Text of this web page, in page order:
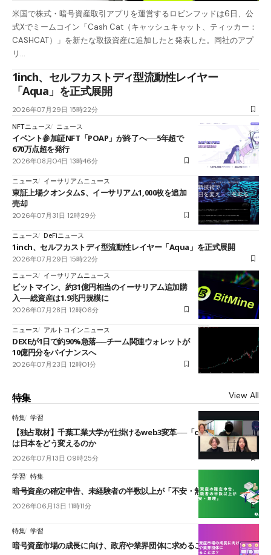
米国で株式・暗号資産取引アプリを運営するロビンフッドは6日、公
式Xでミームコイン「Cash Cat（キャッシュキャット、ティッカー：
CASHCAT）」を新たな取扱資産に追加したと発表した。同社のアプ
リ…
1inch、セルフカストディ型流動性レイヤー
「Aqua」を正式展開
2026年07月29日 15時22分
NFTニュース
ニュース
イベント参加証NFT「POAP」が終了へ──5年超で
670万点超を発行
2026年08月04日 13時46分
ニュース イーサリアムニュース
東証上場クオンタムS、イーサリアム1,000枚を追加
売却
2026年07月31日 12時29分
ニュース DeFiニュース
1inch、セルフカストディ型流動性レイヤー「Aqua」を正式展開
2026年07月29日 15時22分
ニュース
イーサリアムニュース
ビットマイン、約31億円相当のイーサリアム追加購
入──総資産は1.9兆円規模に
2026年07月28日 12時06分
ニュース アルトコインニュース
DEXEが1日で約90%急落──チーム関連ウォレットが
10億円分をバイナンスへ
2026年07月23日 12時01分
特集 View All
特集 学習
【独占取材】千葉工業大学が仕掛けるweb3変革──「cJPY」とAIの融合
は日本をどう変えるのか
2026年07月13日 09時25分
学習 特集
暗号資産の確定申告、未経験者の半数以上が「不安・無理」
2026年06月13日 11時11分
特集 学習
暗号資産市場の成長に向け、政府や業界団体に求めることは？